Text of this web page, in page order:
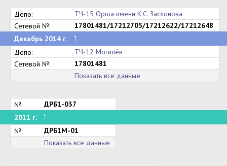
Депо:
ТЧ-15 Орша имени К.С. Заслонова
Сетевой №:
17801481/17212705/17212622/17212648
Декабрь 2014 г.
↑
Депо:
ТЧ-12 Могилёв
Сетевой №:
17801481
Показать все данные
№:
ДРБ1-037
2011 г.
↑
№:
ДРБ1М-01
Показать все данные